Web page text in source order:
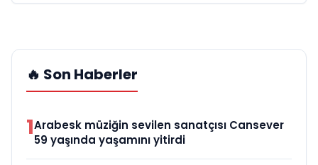
🔥 Son Haberler
1Arabesk müziğin sevilen sanatçısı Cansever
59 yaşında yaşamını yitirdi